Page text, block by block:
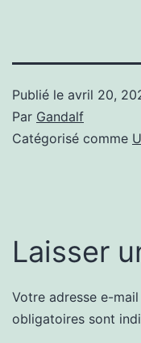
Publié le avril 20,
Par Gandalf
Catégorisé comme
Laisser
Votre adresse e-
obligatoires sont